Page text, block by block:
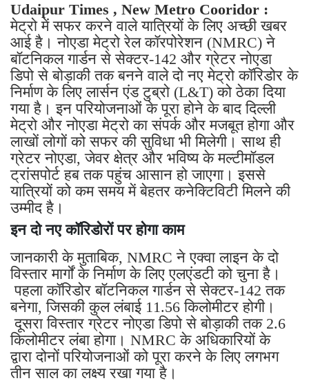
Udaipur Times , New Metro Cooridor :
मेट्रो में सफर करने वाले यात्रियों के लिए अच्छी खबर
आई है। नोएडा मेट्रो रेल कॉरपोरेशन (NMRC) ने
बॉटनिकल गार्डन से सेक्टर-142 और ग्रेटर नोएडा
डिपो से बोड़ाकी तक बनने वाले दो नए मेट्रो कॉरिडोर के
निर्माण के लिए लार्सन एंड टुब्रो (L&T) को ठेका दिया
गया है। इन परियोजनाओं के पूरा होने के बाद दिल्ली
मेट्रो और नोएडा मेट्रो का संपर्क और मजबूत होगा और
लाखों लोगों को सफर की सुविधा भी मिलेगी। साथ ही
ग्रेटर नोएडा, जेवर क्षेत्र और भविष्य के मल्टीमॉडल
ट्रांसपोर्ट हब तक पहुंच आसान हो जाएगा। इससे
यात्रियों को कम समय में बेहतर कनेक्टिविटी मिलने की
उम्मीद है।
इन दो नए कॉरिडोरों पर होगा काम
जानकारी के मुताबिक, NMRC ने एक्वा लाइन के दो
विस्तार मार्गों के निर्माण के लिए एलएंडटी को चुना है।
पहला कॉरिडोर बॉटनिकल गार्डन से सेक्टर-142 तक
बनेगा, जिसकी कुल लंबाई 11.56 किलोमीटर होगी।
दूसरा विस्तार ग्रेटर नोएडा डिपो से बोड़ाकी तक 2.6
किलोमीटर लंबा होगा। NMRC के अधिकारियों के
द्वारा दोनों परियोजनाओं को पूरा करने के लिए लगभग
तीन साल का लक्ष्य रखा गया है।